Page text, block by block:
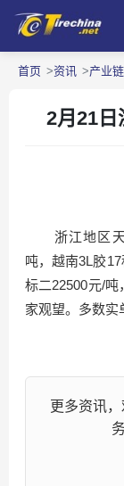
首页 资讯 产业
2月21日
浙江地区天
吨，越南3L胶
标二22500元/吨
家观望。多数实
更多资讯